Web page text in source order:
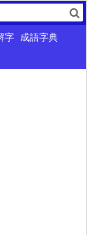
字
成語字典